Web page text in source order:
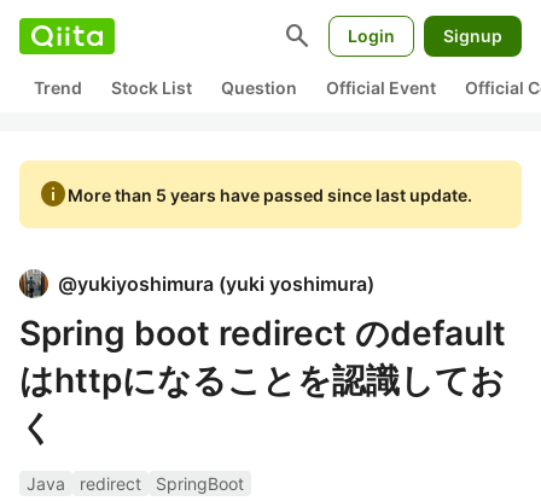
search Login Signup
Trend Stock List Question Official Event Official
infoMore than 5 years have passed since last update.
@yukiyoshimura (yuki yoshimura)
Spring boot redirect のdefault
はhttpになることを認識してお
く
Java redirect
SpringBoot